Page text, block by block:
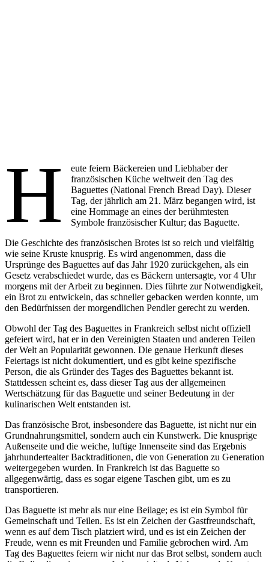
H
eute feiern Bäckereien und Liebhaber der
französischen Küche weltweit den Tag des
Baguettes (National French Bread Day). Dieser
Tag, der jährlich am 21. März begangen wird, ist
eine Hommage an eines der berühmtesten
Symbole französischer Kultur; das Baguette.
Die Geschichte des französischen Brotes ist so reich und vielfältig
wie seine Kruste knusprig. Es wird angenommen, dass die
Ursprünge des Baguettes auf das Jahr 1920 zurückgehen, als ein
Gesetz verabschiedet wurde, das es Bäckern untersagte, vor 4 Uhr
morgens mit der Arbeit zu beginnen. Dies führte zur Notwendigkeit,
ein Brot zu entwickeln, das schneller gebacken werden konnte, um
den Bedürfnissen der morgendlichen Pendler gerecht zu werden.
Obwohl der Tag des Baguettes in Frankreich selbst nicht offiziell
gefeiert wird, hat er in den Vereinigten Staaten und anderen Teilen
der Welt an Popularität gewonnen. Die genaue Herkunft dieses
Feiertags ist nicht dokumentiert, und es gibt keine spezifische
Person, die als Gründer des Tages des Baguettes bekannt ist.
Stattdessen scheint es, dass dieser Tag aus der allgemeinen
Wertschätzung für das Baguette und seiner Bedeutung in der
kulinarischen Welt entstanden ist.
Das französische Brot, insbesondere das Baguette, ist nicht nur ein
Grundnahrungsmittel, sondern auch ein Kunstwerk. Die knusprige
Außenseite und die weiche, luftige Innenseite sind das Ergebnis
jahrhundertealter Backtraditionen, die von Generation zu Generation
weitergegeben wurden. In Frankreich ist das Baguette so
allgegenwärtig, dass es sogar eigene Taschen gibt, um es zu
transportieren.
Das Baguette ist mehr als nur eine Beilage; es ist ein Symbol für
Gemeinschaft und Teilen. Es ist ein Zeichen der Gastfreundschaft,
wenn es auf dem Tisch platziert wird, und es ist ein Zeichen der
Freude, wenn es mit Freunden und Familie gebrochen wird. Am
Tag des Baguettes feiern wir nicht nur das Brot selbst, sondern auch